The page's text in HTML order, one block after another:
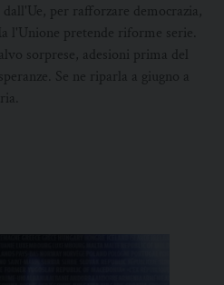
per rafforzare democrazia,
l'Unione pretende riforme serie.
sorprese, adesioni prima del
Se ne riparla a giugno a